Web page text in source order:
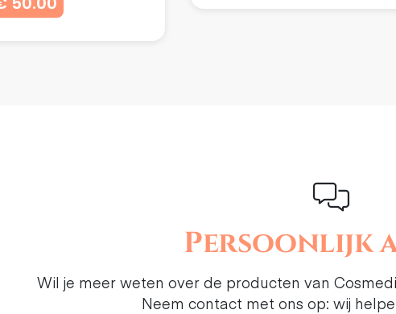
Persoonlijk
Wil je meer weten over de producten van
Neem contact met ons op: wij